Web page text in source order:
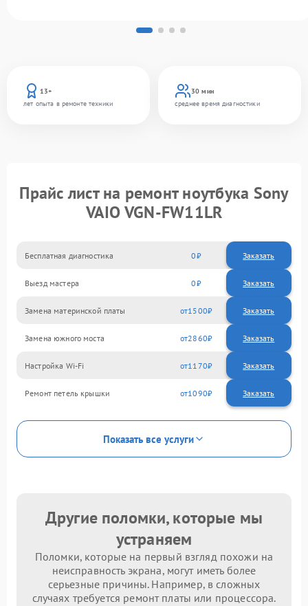
13+
лет опыта в ремонте техники
30 мин
среднее время диагностики
Прайс лист на ремонт ноутбука Sony
VAIO VGN-FW11LR
Бесплатная диагностика 0 Заказать
Выезд мастера 0 Заказать
Замена материнской платы 1500
Замена южного моста 2860
Настройка Wi-Fi 1170
Ремонт петель крышки 1090
Показать все услуги
Другие поломки, которые мы
устраняем
Поломки, которые на первый взгляд похожи на
неисправность экрана, могут иметь более
серьезные причины. Например, в сложных
случаях требуется ремонт платы или процессора.